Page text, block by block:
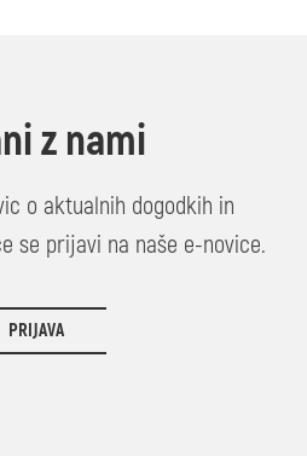
z nami
o aktualnih dogodkih in
se prijavi na naše e-novice.
PRIJAVA